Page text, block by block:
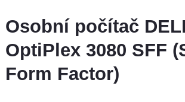
Osobní počítač
OptiPlex 3080 SFF
Form Factor)